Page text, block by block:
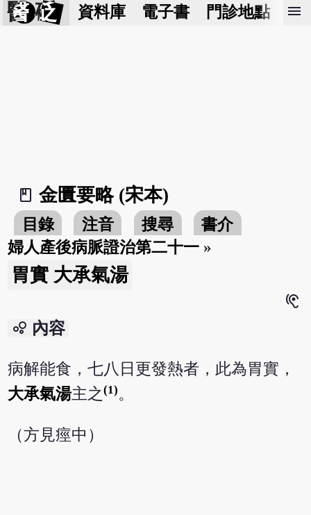
醫 砭 資料庫 電子書 門診地點 預
menu
book_2
金匱要略 (宋本)
目錄 注音 搜尋
書介
婦人產後病脈證治第二十一 »
胃實 大承氣湯
hearing
bubble_chart 內容
病解能食，七八日更發熱者，此為胃實，
大承氣湯主之(1)。
（方見痙中）